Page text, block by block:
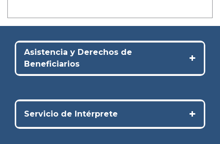
Asistencia y Derechos de
Beneficiarios
+
Servicio de Intérprete +